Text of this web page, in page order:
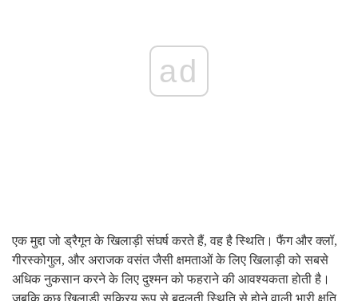
ad
एक मुद्दा जो ड्रैगून के खिलाड़ी संघर्ष करते हैं, वह है स्थिति। फैंग और क्लॉ,
गीरस्कोगुल, और अराजक वसंत जैसी क्षमताओं के लिए खिलाड़ी को सबसे
अधिक नुकसान करने के लिए दुश्मन को फहराने की आवश्यकता होती है।